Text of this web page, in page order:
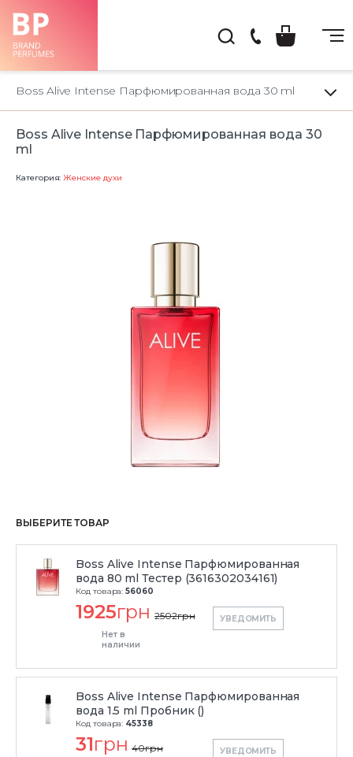
66-
Boss Alive Intense Парфюмированная вода 30 ml
Boss Alive Intense Парфюмированная вода 30
ml
Категория: Женские духи
ВЫБЕРИТЕ ТОВАР
Boss Alive Intense Парфюмированная
вода 80 ml Тестер (3616302034161)
Код товара: 56060
1925грн 2502грн
Нет в
наличии
УВЕДОМИТЬ
Boss Alive Intense Парфюмированная
вода 1.5 ml Пробник ()
Код товара: 45338
31грн 40грн УВЕДОМИТЬ